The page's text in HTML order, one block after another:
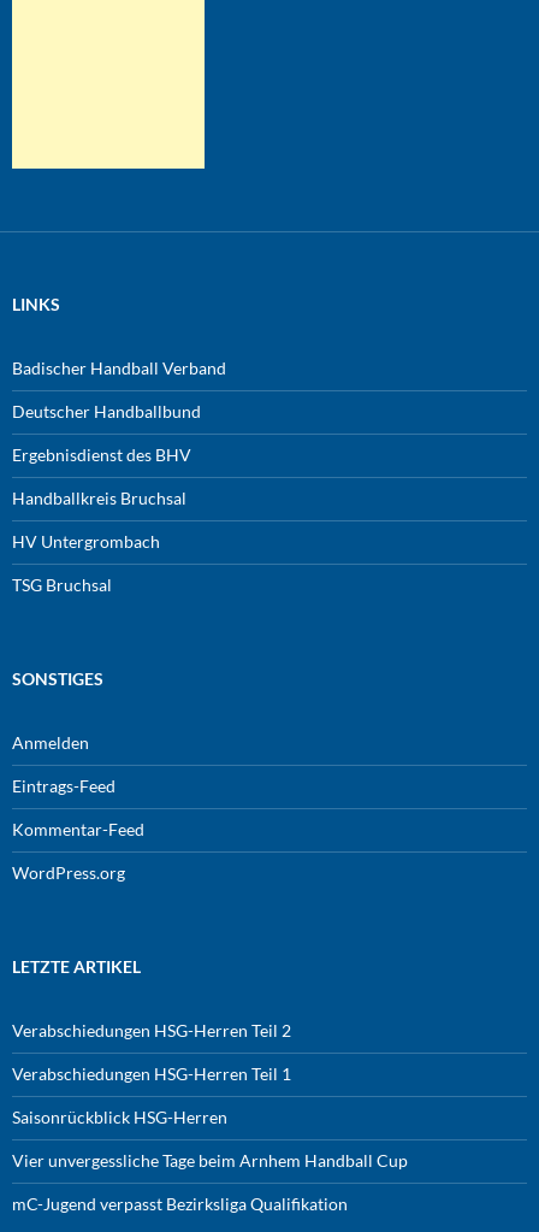
LINKS
Badischer Handball Verband
Deutscher Handballbund
Ergebnisdienst des BHV
Handballkreis Bruchsal
HV Untergrombach
TSG Bruchsal
SONSTIGES
Anmelden
Eintrags-Feed
Kommentar-Feed
WordPress.org
LETZTE ARTIKEL
Verabschiedungen HSG-Herren Teil 2
Verabschiedungen HSG-Herren Teil 1
Saisonrückblick HSG-Herren
Vier unvergessliche Tage beim Arnhem Handball Cup
mC-Jugend verpasst Bezirksliga Qualifikation